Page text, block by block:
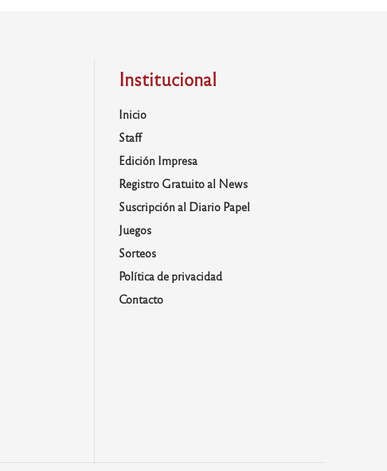
Institucional
Inicio
Staff
Edición Impresa
Registro Gratuito al News
Suscripción al Diario Papel
Juegos
Sorteos
Política de privacidad
Contacto